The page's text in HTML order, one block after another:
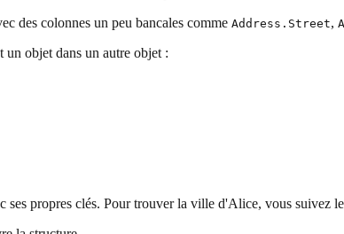
des colonnes un peu bancales comme Address.Street,
objet dans un autre objet :
ses propres clés. Pour trouver la ville d'Alice, vous suivez